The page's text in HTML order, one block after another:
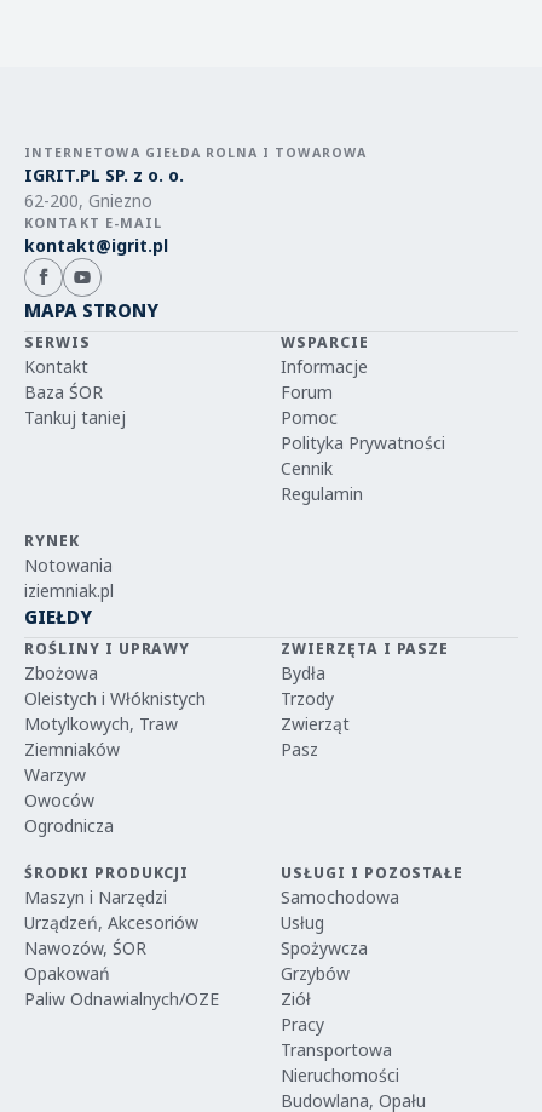
INTERNETOWA GIEŁDA ROLNA I TOWAROWA
IGRIT.PL SP. z o. o.
62-200, Gniezno
KONTAKT E-MAIL
kontakt@igrit.pl
MAPA STRONY
SERWIS
Kontakt
Baza ŚOR
Tankuj taniej
WSPARCIE
Informacje
Forum
Pomoc
Polityka Prywatności
Cennik
Regulamin
RYNEK
Notowania
iziemniak.pl
GIEŁDY
ROŚLINY I UPRAWY
Zbożowa
Oleistych i Włóknistych
Motylkowych, Traw
Ziemniaków
Warzyw
Owoców
Ogrodnicza
ZWIERZĘTA I PASZE
Bydła
Trzody
Zwierząt
Pasz
ŚRODKI PRODUKCJI
Maszyn i Narzędzi
Urządzeń, Akcesoriów
Nawozów, ŚOR
Opakowań
Paliw Odnawialnych/OZE
USŁUGI I POZOSTAŁE
Samochodowa
Usług
Spożywcza
Grzybów
Ziół
Pracy
Transportowa
Nieruchomości
Budowlana, Opału